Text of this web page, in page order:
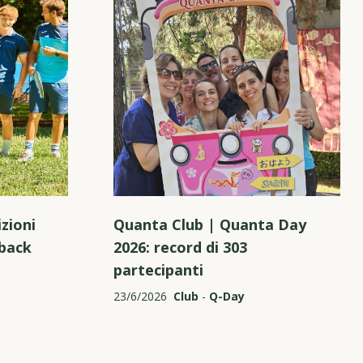
Quanta Club | Quanta Day
2026: record di 303
partecipanti
23/6/2026 Club - Q-Day